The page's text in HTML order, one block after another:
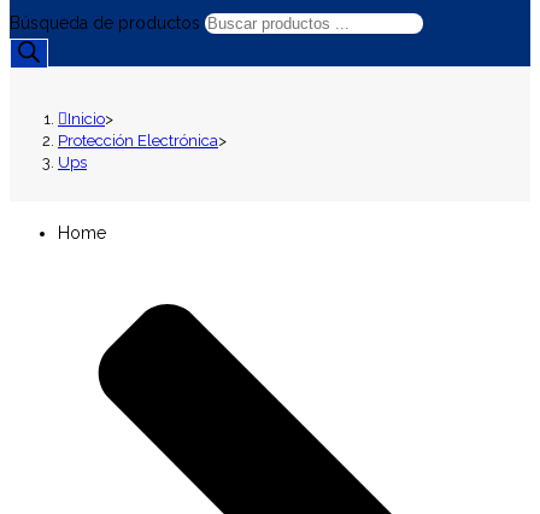
Búsqueda de productos
Inicio>
Protección Electrónica>
Ups
Home